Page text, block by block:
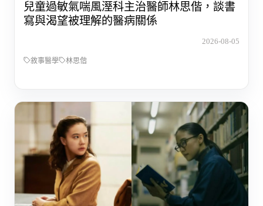
兒童過敏氣喘風溼科主治醫師林思偕，談書
寫與渴望被理解的醫病關係
2026-08-05
敘事醫學 林思偕